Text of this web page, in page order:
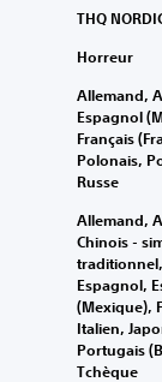
THQ
Horreur
Allemand,
Espagnol
Français
Polonais,
Russe
Allemand,
Chinois -
Espagnol,
(Mexique),
Italien,
Portugais
Tchèque